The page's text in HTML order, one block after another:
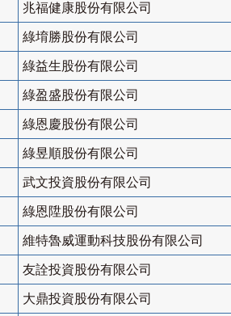
兆福健康股份有限公司
綠堉勝股份有限公司
綠益生股份有限公司
綠盈盛股份有限公司
綠恩慶股份有限公司
綠昱順股份有限公司
武文投資股份有限公司
綠恩陞股份有限公司
維特魯威運動科技股份有限公司
友詮投資股份有限公司
大鼎投資股份有限公司